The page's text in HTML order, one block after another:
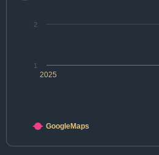
2025
1
2
GoogleMaps